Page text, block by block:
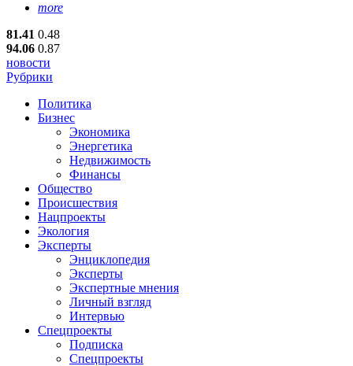
more
81.41 0.48
94.06 0.87
новости
Рубрики
Политика
Бизнес
Экономика
Энергетика
Недвижимость
Финансы
Общество
Происшествия
Нацпроекты
Экология
Эксперты
Энциклопедия
Эксперты
Экспертные мнения
Личный взгляд
Интервью
Спецпроекты
Подписка
Спецпроекты